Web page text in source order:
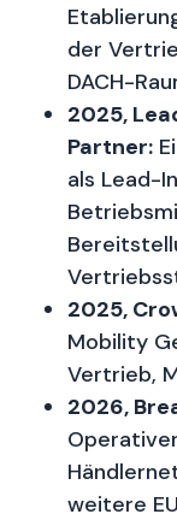
der
DACH-
2025,
Partner:
als Lead-
2025,
Mobility
Vertrieb,
2026,
weitere